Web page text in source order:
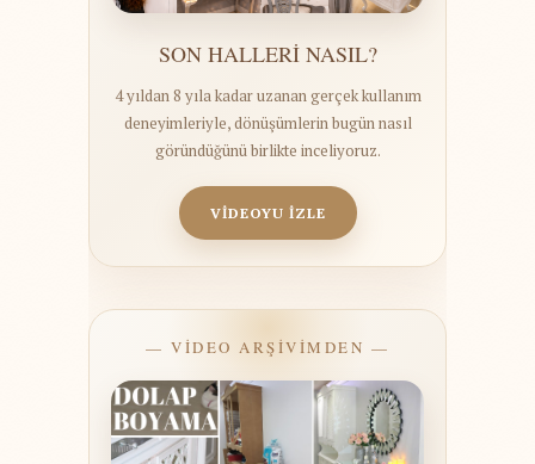
SON HALLERİ NASIL?
4 yıldan 8 yıla kadar uzanan gerçek kullanım
deneyimleriyle, dönüşümlerin bugün nasıl
göründüğünü birlikte inceliyoruz.
VİDEOYU İZLE
— VİDEO ARŞİVİMDEN —